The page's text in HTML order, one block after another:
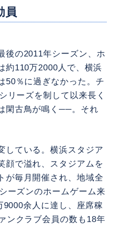
員
の2011年シーズン、ホ
約110万2000人で、横浜
50％に過ぎなかった。チ
リーズを制して以来長く
閑古鳥が鳴く──。それ
ている。横浜スタジア
顔で溢れ、スタジアムを
が毎月開催され、地域全
ーズンのホームゲーム来
余人に達し、座席稼
ンクラブ会員の数も18年